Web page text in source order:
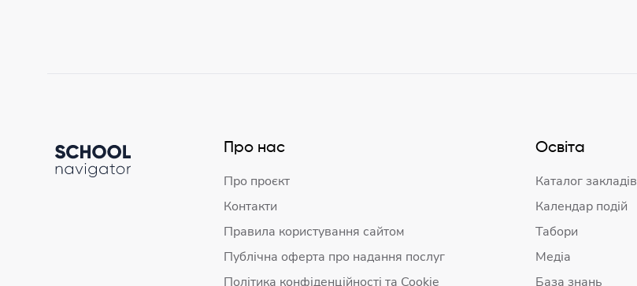
Про нас
Про проєкт
Контакти
Правила користування сайтом
Публічна оферта про надання послуг
Політика конфіденційності та Cookie
Освіта
Каталог закладів
Календар подій
Табори
Медіа
База знань